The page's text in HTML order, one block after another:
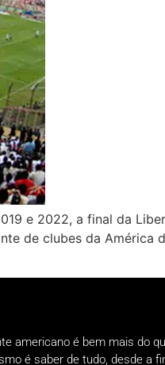
e 2022, a final da
de clubes da América
americano é bem mais do
é saber de tudo, desde a